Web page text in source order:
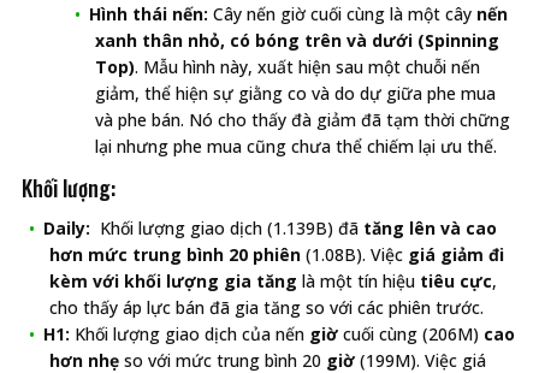
Hình thái nến: Cây nến giờ cuối cùng là một cây nến
xanh thân nhỏ, có bóng trên và dưới (Spinning
Top). Mẫu hình này, xuất hiện sau một chuỗi nến
giảm, thể hiện sự giằng co và do dự giữa phe mua
và phe bán. Nó cho thấy đà giảm đã tạm thời chững
lại nhưng phe mua cũng chưa thể chiếm lại ưu thế.
Khối lượng:
Daily: Khối lượng giao dịch (1.139B) đã tăng lên và cao
hơn mức trung bình 20 phiên (1.08B). Việc giá giảm đi
kèm với khối lượng gia tăng là một tín hiệu tiêu cực,
cho thấy áp lực bán đã gia tăng so với các phiên trước.
H1: Khối lượng giao dịch của nến giờ cuối cùng (206M) cao
hơn nhẹ so với mức trung bình 20 giờ (199M). Việc giá